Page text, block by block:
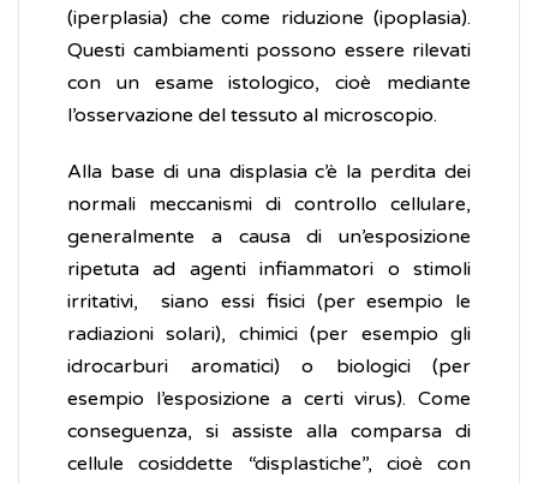
(iperplasia) che come riduzione (ipoplasia).
Questi cambiamenti possono essere rilevati
con un esame istologico, cioè mediante
l’osservazione del tessuto al microscopio.
Alla base di una displasia c’è la perdita dei
normali meccanismi di controllo cellulare,
generalmente a causa di un’esposizione
ripetuta ad agenti infiammatori o stimoli
irritativi, siano essi fisici (per esempio le
radiazioni solari), chimici (per esempio gli
idrocarburi aromatici) o biologici (per
esempio l’esposizione a certi virus). Come
conseguenza, si assiste alla comparsa di
cellule cosiddette “displastiche”, cioè con